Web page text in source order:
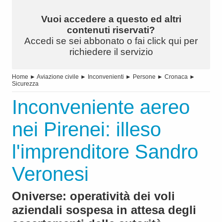
Vuoi accedere a questo ed altri
contenuti riservati?
Accedi se sei abbonato o fai click qui per
richiedere il servizio
Home ► Aviazione civile ► Inconvenienti ► Persone ► Cronaca ►
Sicurezza
Inconveniente aereo
nei Pirenei: illeso
l'imprenditore Sandro
Veronesi
Oniverse: operatività dei voli
aziendali sospesa in attesa degli